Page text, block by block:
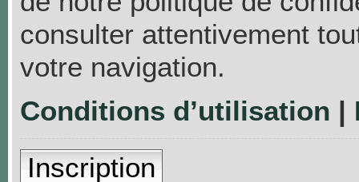
consulter attentivement
votre navigation.
Conditions d’utilisation |
Inscription